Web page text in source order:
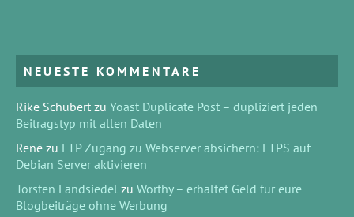
NEUESTE KOMMENTARE
Rike Schubert zu Yoast Duplicate Post – dupliziert jeden
Beitragstyp mit allen Daten
René zu FTP Zugang zu Webserver absichern: FTPS auf
Debian Server aktivieren
Torsten Landsiedel zu Worthy – erhaltet Geld für eure
Blogbeiträge ohne Werbung